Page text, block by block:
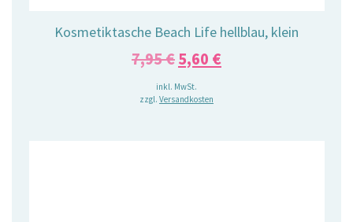
Kosmetiktasche Beach Life hellblau, klein
7,95€Ursprünglicher
Preis
war:
5,60 €Aktueller
inkl. MwSt.
zzgl. Versandkosten